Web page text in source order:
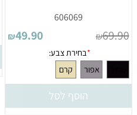
606069
₪69.90
₪49.90
הוסף לסל